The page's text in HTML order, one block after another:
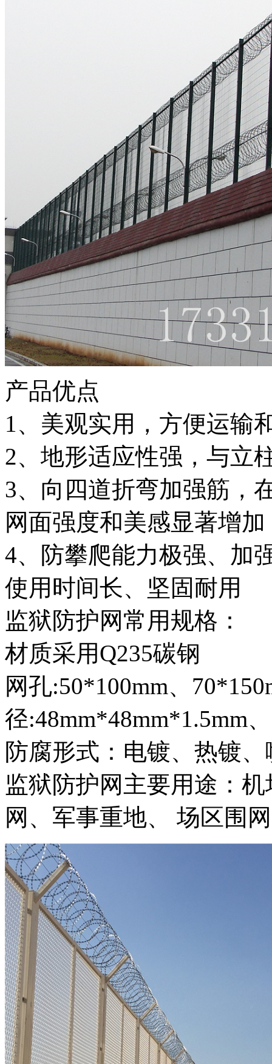
产品优点
1、美观实用，方便运输
2、地形适应性强，与立
3、向四道折弯加强筋，
网面强度和美感显著增加
4、防攀爬能力极强、加
使用时间长、坚固耐用
监狱防护网常用规格：
材质采用Q235碳钢
网孔:50*100mm、
径:48mm*48mm*1.5mm
防腐形式：电镀、热镀
监狱防护网主要用途：
网、军事重地、 场区围